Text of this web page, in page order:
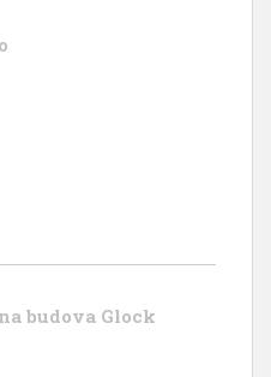
budova Glock